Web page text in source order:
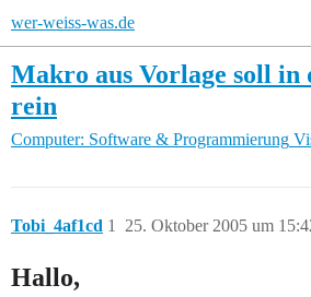
wer-weiss-was.de
Makro aus Vorlage soll in
rein
Computer: Software & Programmierung
Tobi_4af1cd 25. Oktober 2005 um
1
Hallo,